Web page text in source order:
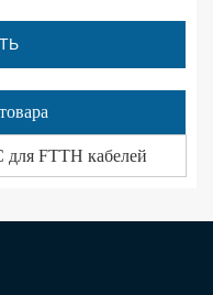
для FTTH кабелей